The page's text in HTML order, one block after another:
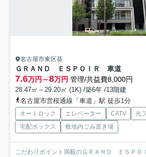
名古屋市東区葵
ＧＲＡＮＤ ＥＳＰＯＩＲ 車道
7.6万円～8万円 管理/共益費8,000円
28.47㎡～29.20㎡ (1K) /築6年 /13階建
名古屋市営桜通線「車道」駅 徒歩1分
オートロック エレベーター CATV
光
宅配ボックス
敷地内ごみ置き場
こだわりポイント満載のＧＲＡＮＤ ＥＳＰ